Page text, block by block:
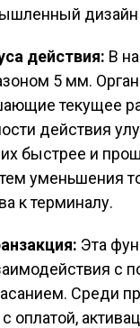
действия: В
5 мм.
текущее
действия
быстрее и
уменьшения
к терминалу.
Эта
с
Среди
оплатой,